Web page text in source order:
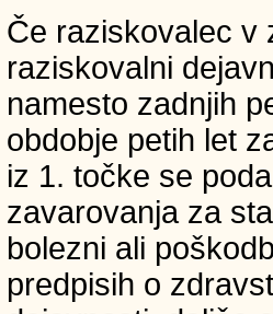
Če raziskovalec v
raziskovalni
namesto zadnjih
obdobje petih let
iz 1. točke se
zavarovanja za
bolezni ali
predpisih o